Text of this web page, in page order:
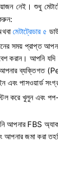
নেই। শুধু
মেটাট্রেডার ৫
সময় প্রাপ্ত
করান। আপনি
আপনার ব্যক্তিগত
এবং পাসওয়ার্ড
করে খুলুন এবং
আপনার FBS
আপনার জমা করা